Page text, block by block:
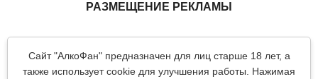
Сайт "АлкоФан" предназначен для лиц старше 18 лет, а
также использует cookie для улучшения работы. Нажимая
РАЗМЕЩЕНИЕ РЕКЛАМЫ
напитков.
Все материалы данного сайта являются объектами авторского